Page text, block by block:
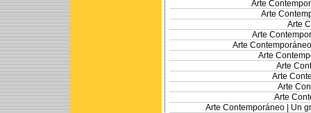
Arte
Arte
Arte
Arte
Arte
Arte
Arte
Arte
Arte
Arte
Arte Contemporáneo | Un